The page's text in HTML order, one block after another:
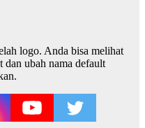
logo. Anda bisa melihat
ubah nama default